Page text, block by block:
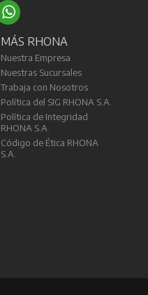
MÁS RHONA
Nuestra Empresa
Nuestras Sucursales
Trabaja con Nosotros
Política del SIG RHONA S.A.
Política de Integridad
RHONA S.A.
Código de Ética RHONA
S.A.